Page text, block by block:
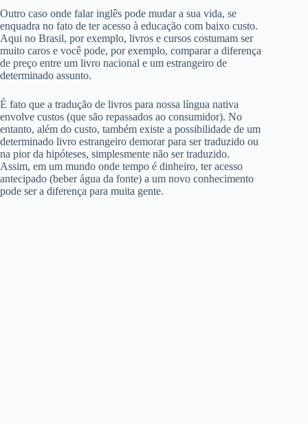
Outro caso onde falar inglês pode mudar a sua vida, se
enquadra no fato de ter acesso à educação com baixo custo.
Aqui no Brasil, por exemplo, livros e cursos costumam ser
muito caros e você pode, por exemplo, comparar a diferença
de preço entre um livro nacional e um estrangeiro de
determinado assunto.
É fato que a tradução de livros para nossa língua nativa
envolve custos (que são repassados ao consumidor). No
entanto, além do custo, também existe a possibilidade de um
determinado livro estrangeiro demorar para ser traduzido ou
na pior da hipóteses, simplesmente não ser traduzido.
Assim, em um mundo onde tempo é dinheiro, ter acesso
antecipado (beber água da fonte) a um novo conhecimento
pode ser a diferença para muita gente.